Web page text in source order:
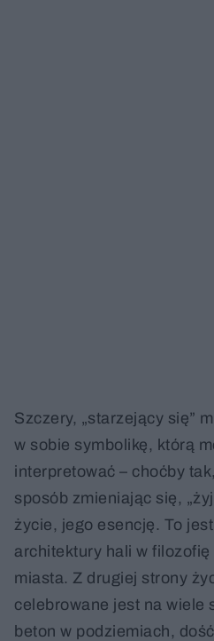
Szczery, „starzejący się”
w sobie symbolikę, którą
interpretować – choćby
sposób zmieniając się,
życie, jego esencję. To
architektury hali w filozofię
miasta. Z drugiej strony
celebrowane jest na wiele
beton w podziemiach,